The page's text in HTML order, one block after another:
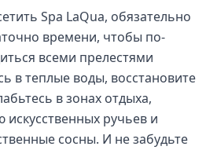
Spa LaQua, обязательно
времени, чтобы по-
всеми прелестями
в теплые воды, восстановите
в зонах отдыха,
ручьев и
сосны. И не забудьте